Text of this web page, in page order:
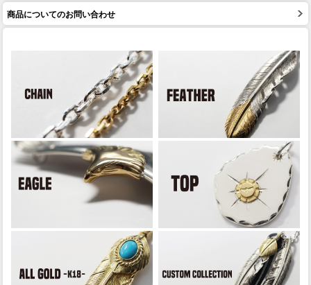
商品についてのお問い合わせ